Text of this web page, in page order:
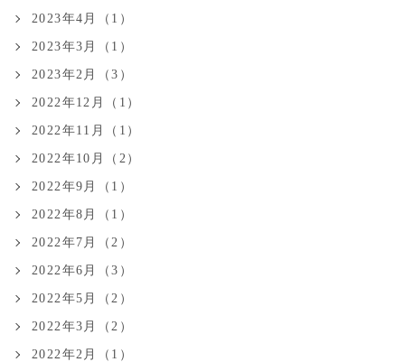
2023年4月（1）
2023年3月（1）
2023年2月（3）
2022年12月（1）
2022年11月（1）
2022年10月（2）
2022年9月（1）
2022年8月（1）
2022年7月（2）
2022年6月（3）
2022年5月（2）
2022年3月（2）
2022年2月（1）